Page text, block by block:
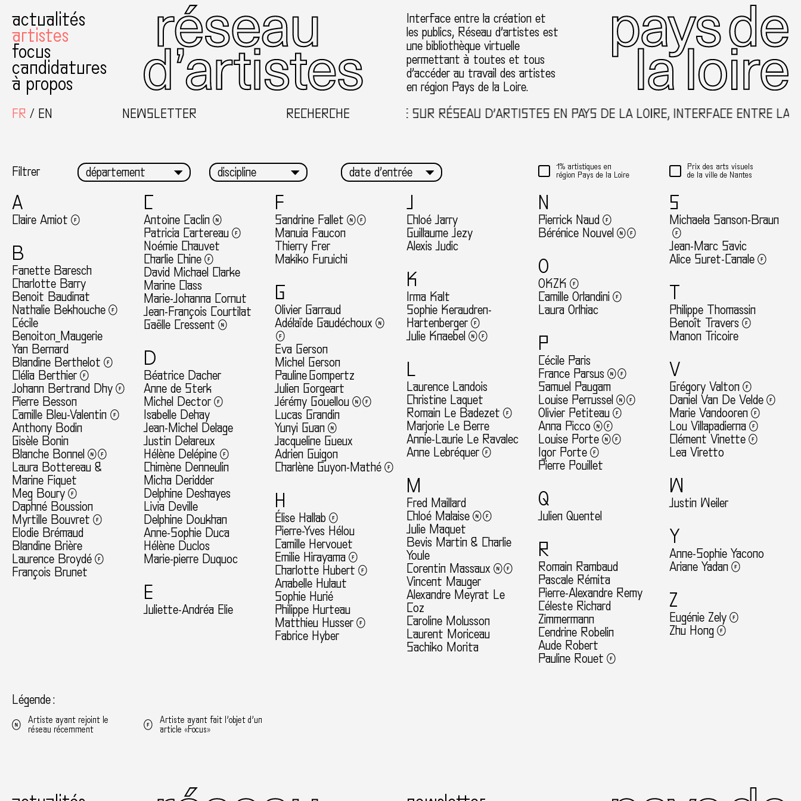
actualités
artistes
focus
candidatures
à propos
Interface entre la création et
les publics, Réseau d’artistes est
une bibliothèque virtuelle
permettant à toutes et tous
d’accéder au travail des artistes
en région Pays de la Loire.
FR
EN NEWSLETTER RECHERCHEBIENVENUE SUR RÉSEAU D’ARTISTES EN PAYS DE LA LOIRE, INTERFACE ENTRE LA
Filtrer
1% artistiques en
région Pays de la Loire
Prix des arts visuels
de la ville de Nantes
A
Claire Amiot
B
Fanette Baresch
Charlotte Barry
Benoit Baudinat
Nathalie Bekhouche
Cécile
Benoiton_Maugerie
Yan Bernard
Blandine Berthelot
Clélia Berthier
Johann Bertrand Dhy
Pierre Besson
Camille Bleu-Valentin
Anthony Bodin
Gisèle Bonin
Blanche Bonnel
Laura Bottereau &
Marine Fiquet
Meg Boury
Daphné Boussion
Myrtille Bouvret
Elodie Brémaud
Blandine Brière
Laurence Broydé
François Brunet
C
Antoine Caclin
Patricia Cartereau
Noémie Chauvet
Charlie Chine
David Michael Clarke
Marine Class
Marie-Johanna Cornut
Jean-François Courtilat
Gaëlle Cressent
D
Béatrice Dacher
Anne de Sterk
Michel Dector
Isabelle Dehay
Jean-Michel Delage
Justin Delareux
Hélène Delépine
Chimène Denneulin
Micha Deridder
Delphine Deshayes
Livia Deville
Delphine Doukhan
Anne-Sophie Duca
Hélène Duclos
Marie-pierre Duquoc
E
Juliette-Andréa Elie
F
Sandrine Fallet
Manuia Faucon
Thierry Frer
Makiko Furuichi
G
Olivier Garraud
Adélaïde Gaudéchoux
Eva Gerson
Michel Gerson
Pauline Gompertz
Julien Gorgeart
Jérémy Gouellou
Lucas Grandin
Yunyi Guan
Jacqueline Gueux
Adrien Guigon
Charlène Guyon-Mathé
H
Élise Hallab
Pierre-Yves Hélou
Camille Hervouet
Emilie Hirayama
Charlotte Hubert
Anabelle Hulaut
Sophie Hurié
Philippe Hurteau
Matthieu Husser
Fabrice Hyber
J
Chloé Jarry
Guillaume Jezy
Alexis Judic
K
Irma Kalt
Sophie Keraudren-
Hartenberger
Julie Knaebel
L
Laurence Landois
Christine Laquet
Romain Le Badezet
Marjorie Le Berre
Annie-Laurie Le Ravalec
Anne Lebréquer
M
Fred Maillard
Chloé Malaise
Julie Maquet
Bevis Martin & Charlie
Youle
Corentin Massaux
Vincent Mauger
Alexandre Meyrat Le
Coz
Caroline Molusson
Laurent Moriceau
Sachiko Morita
N
Pierrick Naud
Bérénice Nouvel
O
OKZK
Camille Orlandini
Laura Orlhiac
P
Cécile Paris
France Parsus
Samuel Paugam
Louise Perrussel
Olivier Petiteau
Anna Picco
Louise Porte
Igor Porte
Pierre Pouillet
Q
Julien Quentel
R
Romain Rambaud
Pascale Rémita
Pierre-Alexandre Remy
Céleste Richard
Zimmermann
Cendrine Robelin
Aude Robert
Pauline Rouet
S
Michaela Sanson-Braun
Jean-Marc Savic
Alice Suret-Canale
T
Philippe Thomassin
Benoît Travers
Manon Tricoire
V
Grégory Valton
Daniel Van De Velde
Marie Vandooren
Lou Villapadierna
Clément Vinette
Lea Viretto
W
Justin Weiler
Y
Anne-Sophie Yacono
Ariane Yadan
Z
Eugénie Zely
Zhu Hong
Légende :
Artiste ayant rejoint le
réseau récemment
Artiste ayant fait l’objet d’un
article «Focus»